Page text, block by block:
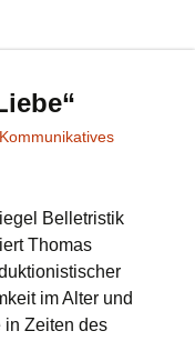
Kommunikatives
Belletristik
Thomas
im Alter und
in Zeiten des